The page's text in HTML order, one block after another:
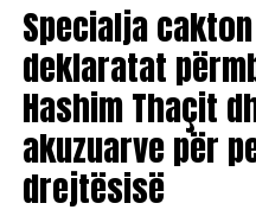
Specialja
deklaratat
Hashim Thaçit
akuzuarve për
drejtësisë